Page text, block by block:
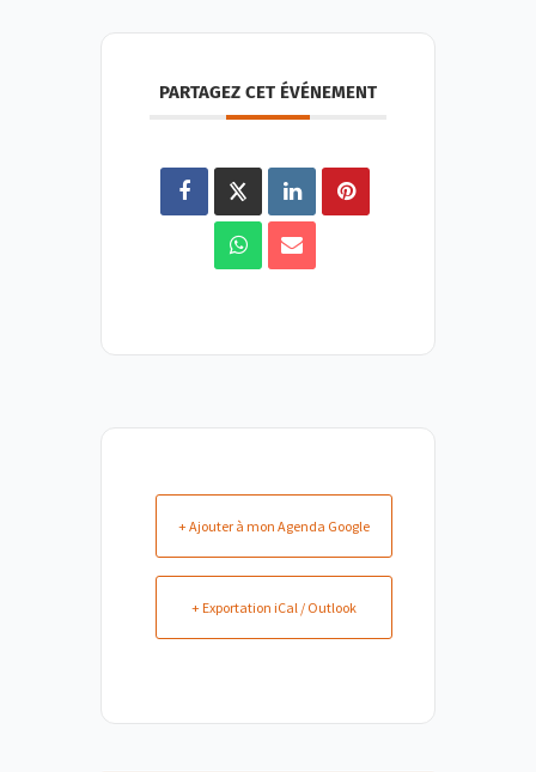
PARTAGEZ CET ÉVÉNEMENT
+ Ajouter à mon Agenda Google
+ Exportation iCal / Outlook